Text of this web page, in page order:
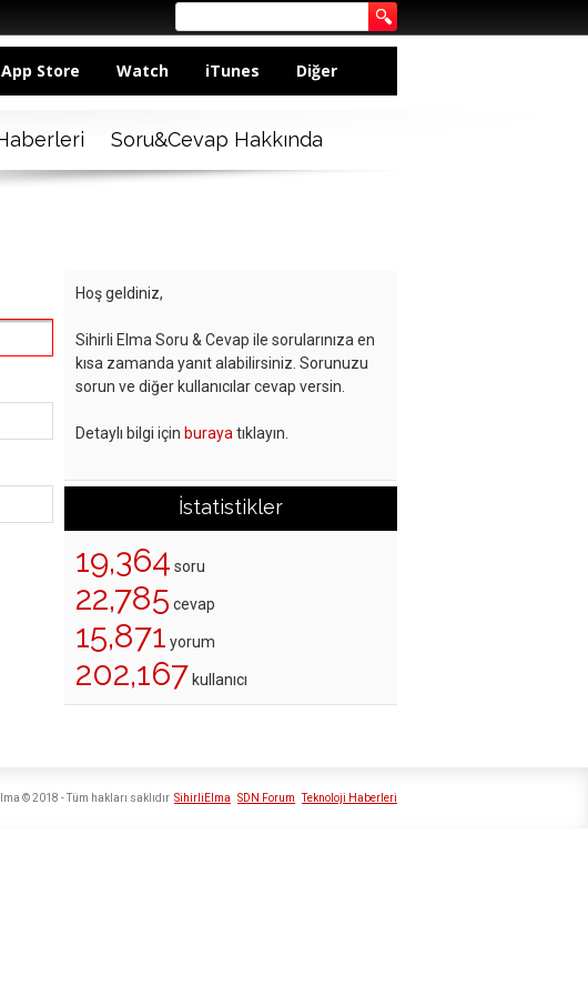
Store Watch iTunes Diğer
Soru&Cevap Hakkında
Hoş geldiniz,
Sihirli Elma Soru & Cevap ile sorularınıza en
kısa zamanda yanıt alabilirsiniz. Sorunuzu
sorun ve diğer kullanıcılar cevap versin.
Detaylı bilgi için buraya tıklayın.
İstatistikler
19,364 soru
22,785 cevap
15,871 yorum
202,167 kullanıcı
SihirliElma SDN Forum Teknoloji Haberleri
© 2018 - Tüm hakları saklıdır